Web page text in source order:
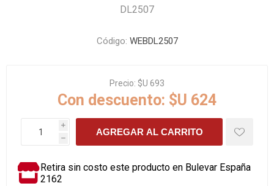
DL2507
Código: WEBDL2507
Precio: $U 693
Con descuento: $U 624
i
h
AGREGAR AL CARRITO
Retira sin costo este producto en Bulevar España
2162